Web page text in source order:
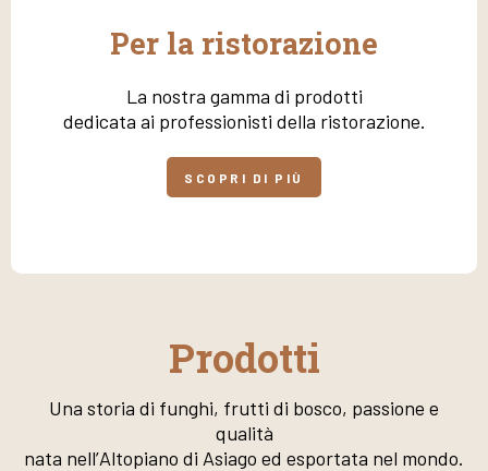
Per la ristorazione
La nostra gamma di prodotti
dedicata ai professionisti della ristorazione.
SCOPRI DI PIÙ
Prodotti
Una storia di funghi, frutti di bosco, passione e
qualità
nata nell’Altopiano di Asiago ed esportata nel mondo.